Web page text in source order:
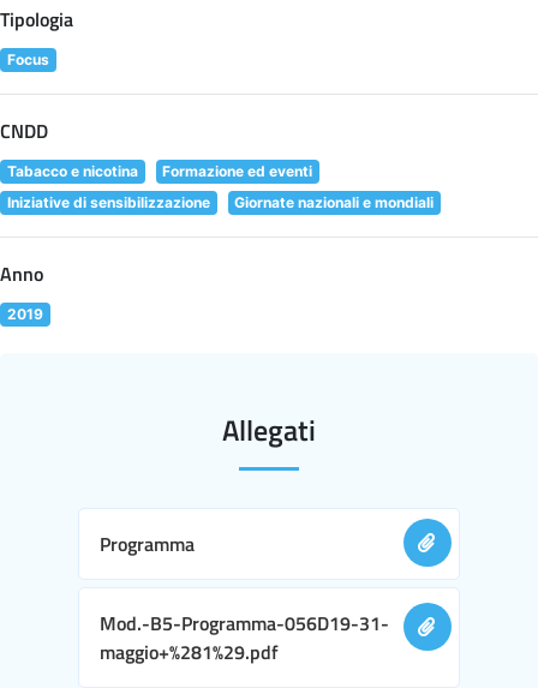
Tipologia
Focus
CNDD
Tabacco e nicotina
Formazione ed eventi
Iniziative di sensibilizzazione
Giornate nazionali e mondiali
Anno
2019
Allegati
Programma
Mod.-B5-Programma-056D19-31-
maggio+%281%29.pdf